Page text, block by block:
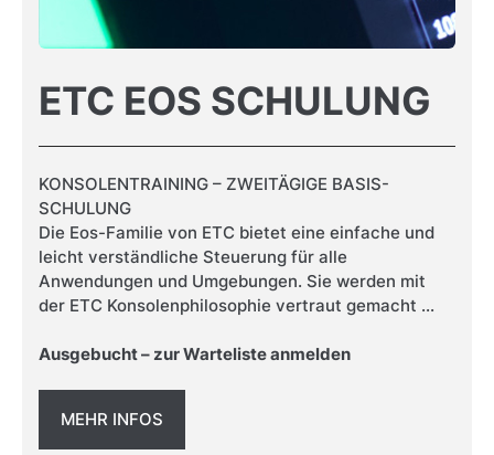
ETC EOS SCHULUNG
KONSOLENTRAINING – ZWEITÄGIGE BASIS-
SCHULUNG
Die Eos-Familie von ETC bietet eine einfache und
leicht verständliche Steuerung für alle
Anwendungen und Umgebungen. Sie werden mit
der ETC Konsolenphilosophie vertraut gemacht ...
Ausgebucht – zur Warteliste anmelden
MEHR INFOS